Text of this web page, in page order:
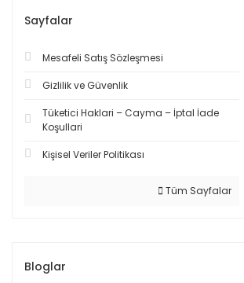
Sayfalar
Mesafeli Satış Sözleşmesi
Gizlilik ve Güvenlik
Tüketici Haklari – Cayma – İptal İade
Koşullari
Kişisel Veriler Politikası
Tüm Sayfalar
Bloglar